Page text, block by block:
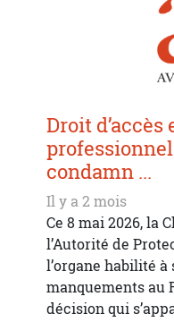
Droit d’accès
condamn ...
Il y a 2 mois
Ce 8 mai 2026, la
l’Autorité de
l’organe habilité
manquements au
décision qui